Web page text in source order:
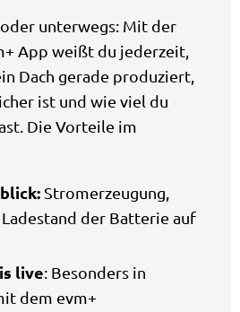
oder unterwegs: Mit der
App weißt du jederzeit,
Dach gerade produziert,
ist und wie viel du
Die Vorteile im
Stromerzeugung,
der Batterie auf
live: Besonders in
dem evm+